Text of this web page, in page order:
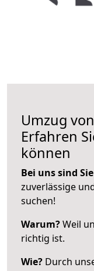
Umzug
Erfahren
können
Bei uns sind
zuverlässige
suchen!
Warum?Weil
richtig ist.
Wie? Durch